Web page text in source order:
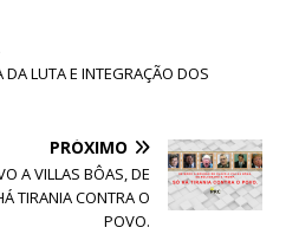
p
DA LUTA E INTEGRAÇÃO DOS
PRÓXIMO
A VILLAS BÔAS, DE
TIRANIA CONTRA O
POVO.